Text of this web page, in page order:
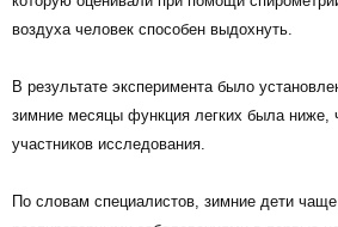
воздуха человек способен выдохнуть.
В результате эксперимента было
зимние месяцы функция легких была ниже,
участников исследования.
По словам специалистов, зимние дети